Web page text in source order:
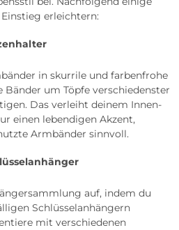
erleichtern:
in skurrile und farbenfrohe
Bänder um Töpfe verschiedenster
Das verleiht deinem Innen-
einen lebendigen Akzent,
Armbänder sinnvoll.
auf, indem du
Schlüsselanhängern
mit verschiedenen